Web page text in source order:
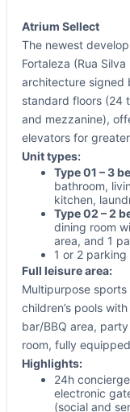
Atrium Sellect
The newest
Fortaleza (Rua
architecture signed
standard floors (24
and mezzanine),
elevators for
Unit types:
Type 01 – 3
bathroom,
kitchen,
Type 02 – 2
dining room
area, and 1
1 or 2
Full leisure area:
Multipurpose
children’s pools
bar/BBQ area,
room, fully
Highlights:
24h
electronic
(social and